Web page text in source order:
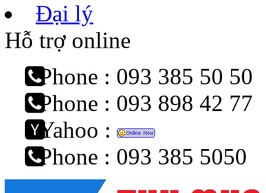
Đại lý
Hỗ trợ online
Phone : 093 385 50 50
Phone : 093 898 42 77
Yahoo :
Phone : 093 385 5050